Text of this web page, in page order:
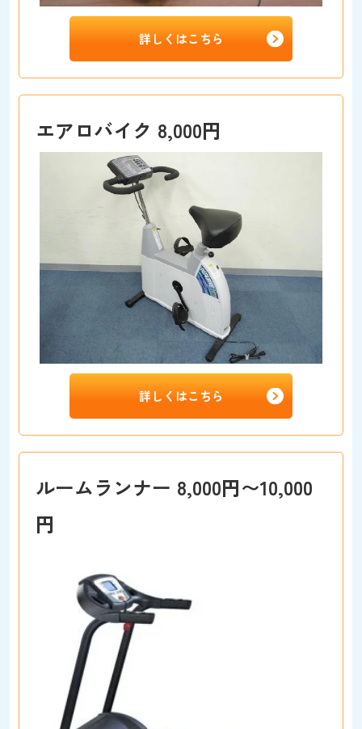
詳しくはこちら
エアロバイク 8,000円
詳しくはこちら
ルームランナー 8,000円〜10,000
円